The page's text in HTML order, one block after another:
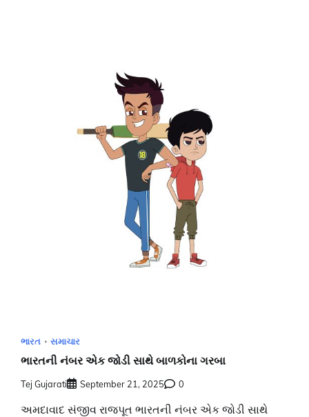
ભારત સમાચાર
ભારતની નંબર એક જોડી સાથે બાળકોના ગરબા
Tej Gujarati September 21, 2025 0
અમદાવાદ સંજીવ રાજપૂત ભારતની નંબર એક જોડી સાથે